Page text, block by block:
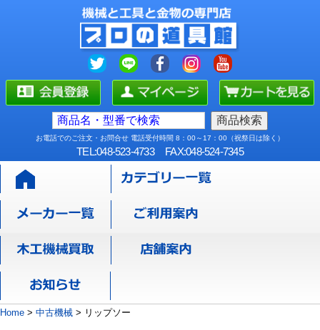
お電話でのご注文・お問合せ 電話受付時間 8：00～17：00（祝祭日は除く）
TEL:048-523-4733 FAX:048-524-7345
Home > 中古機械 > リップソー